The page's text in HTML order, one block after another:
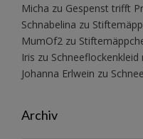
Micha zu Gespenst trifft
Schnabelina zu
MumOf2 zu
Iris zu Schneeflockenkleid
Johanna Erlwein zu
Archiv